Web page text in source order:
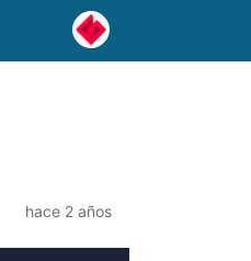
hace 2 años